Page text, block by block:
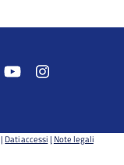
Dati accessi Note legali